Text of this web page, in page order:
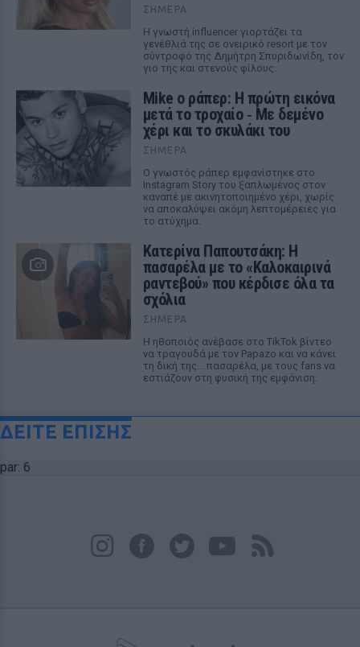
ΣΉΜΕΡΑ
Η γνωστή influencer γιορτάζει τα
γενέθλιά της σε ονειρικό resort με τον
σύντροφό της Δημήτρη Σπυριδωνίδη, τον
γιο της και στενούς φίλους.
Mike ο ράπερ: Η πρώτη εικόνα
μετά το τροχαίο ‑ Με δεμένο
χέρι και το σκυλάκι του
ΣΉΜΕΡΑ
Ο γνωστός ράπερ εμφανίστηκε στο
Instagram Story του ξαπλωμένος στον
καναπέ με ακινητοποιημένο χέρι, χωρίς
να αποκαλύψει ακόμη λεπτομέρειες για
το ατύχημα.
Κατερίνα Παπουτσάκη: Η
πασαρέλα με το «Καλοκαιρινά
ραντεβού» που κέρδισε όλα τα
σχόλια
ΣΉΜΕΡΑ
Η ηθοποιός ανέβασε στο TikTok βίντεο
να τραγουδά με τον Papazo και να κάνει
τη δική της... πασαρέλα, με τους fans να
εστιάζουν στη φυσική της εμφάνιση.
ΔΕΙΤΕ ΕΠΙΣΗΣ
par: 6